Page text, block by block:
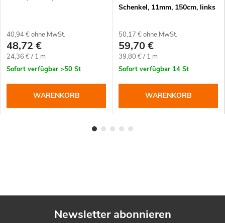
40,94 € ohne MwSt.
48,72 €
Verkaufspreis:
24,36 € / 1 m
Sofort verfügbar >50 St
WARENKORB
Schenkel, 11mm, 150cm, links
50,17 € ohne MwSt.
59,70 €
Verkaufspreis:
39,80 € / 1 m
Sofort verfügbar 14 St
WARENKORB
Newsletter abonnieren